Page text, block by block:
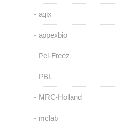
aqix
appexbio
Pel-Freez
PBL
MRC-Holland
mclab